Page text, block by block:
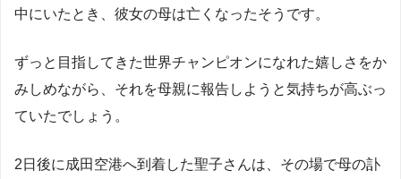
中にいたとき、彼女の母は亡くなったそうです。
ずっと目指してきた世界チャンピオンになれた嬉しさをか
みしめながら、それを母親に報告しようと気持ちが高ぶっ
ていたでしょう。
2日後に成田空港へ到着した聖子さんは、その場で母の訃